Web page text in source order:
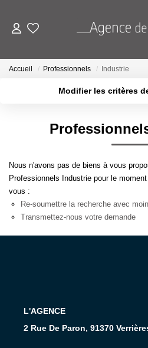
BIENS
Demandez Votre
Nos
Accueil Professionnels Industrie
Modifier les critères
Plus de critères
Nous n'avons pas de biens à vous
Professionnels Industrie pour le
vous :
Re-soumettre la recherche avec
Transmettez-nous votre demande
L'AGENCE
2 Rue De Paron, 91370